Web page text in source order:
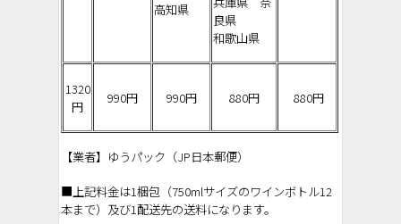
高知県
良県
和歌山県
1320
円
990円 990円 880円 880円
【業者】ゆうパック（JP日本郵便）
■上記料金は1梱包（750mlサイズのワインボトル12
本まで）及び1配送先の送料になります。